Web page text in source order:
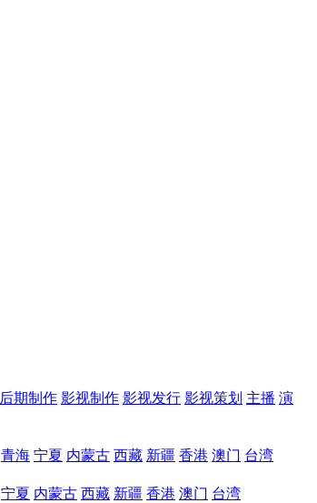
后期制作 影视制作 影视发行 影视策划 主播 演
青海 宁夏 内蒙古 西藏 新疆 香港 澳门 台湾
宁夏 内蒙古 西藏 新疆 香港 澳门 台湾